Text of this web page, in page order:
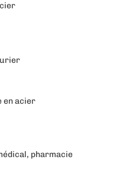
en acier
pharmacie